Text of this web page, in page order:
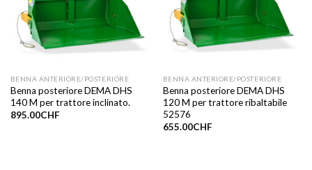
BENNA ANTERIORE/POSTERIORE
Benna posteriore DEMA DHS
140 M per trattore inclinato.
895.00CHF
BENNA ANTERIORE/POSTERIORE
Benna posteriore DEMA DHS
120 M per trattore ribaltabile
52576
655.00CHF